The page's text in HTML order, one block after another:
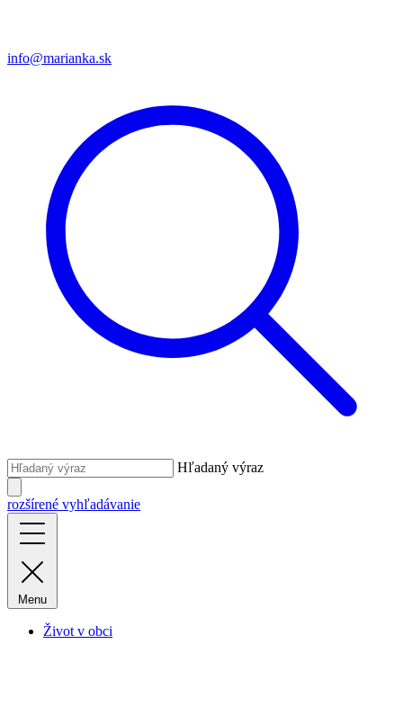
info@marianka.sk
Hľadaný výraz
rozšírené vyhľadávanie
Menu
Život v obci